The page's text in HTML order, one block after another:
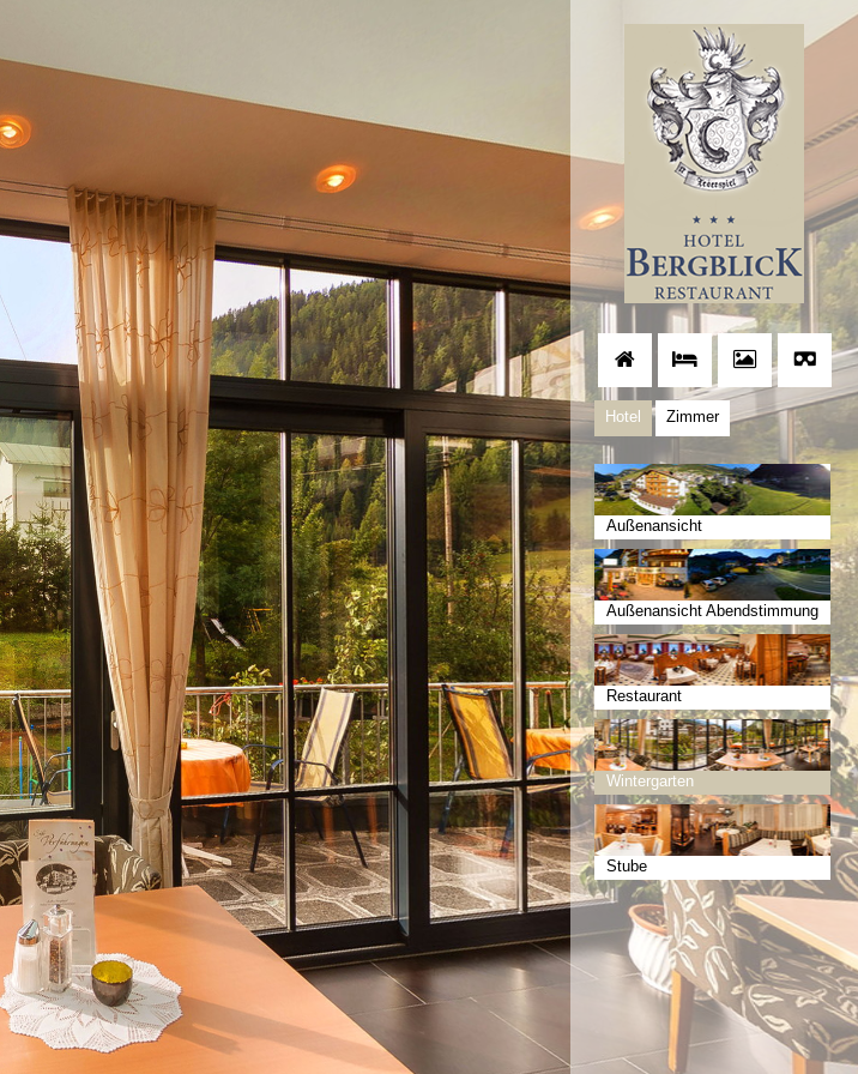
Hotel Zimmer
Außenansicht
Außenansicht Abendstimmung
Restaurant
Wintergarten
Stube